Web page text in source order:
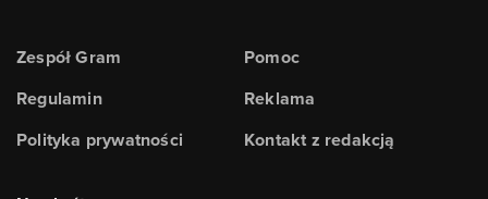
Zespół Gram
Regulamin
Polityka prywatności
Pomoc
Reklama
Kontakt z redakcją